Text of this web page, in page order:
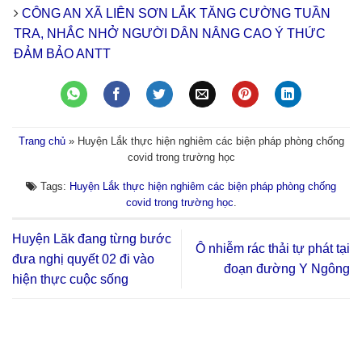
CÔNG AN XÃ LIÊN SƠN LẮK TĂNG CƯỜNG TUẦN
TRA, NHẮC NHỞ NGƯỜI DÂN NÂNG CAO Ý THỨC
ĐẢM BẢO ANTT
Trang chủ» Huyện Lắk thực hiện nghiêm các biện pháp phòng chống
covid trong trường học
Tags: Huyện Lắk thực hiện nghiêm các biện pháp phòng chống
covid trong trường học.
Huyện Lăk đang từng bước
đưa nghị quyết 02 đi vào
hiện thực cuộc sống
Ô nhiễm rác thải tự phát tại
đoạn đường Y Ngông